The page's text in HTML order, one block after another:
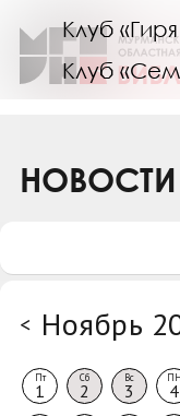
Клуб
Клуб
Коллегам
НОВОСТИ
< Ноябрь
Пт
1
Сб
2
Вс
3
ПН
4